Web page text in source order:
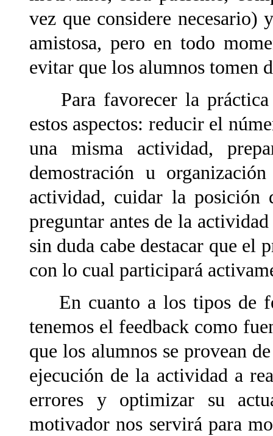
vez que considere necesario)
amistosa, pero en todo
evitar que los alumnos tomen
Para favorecer la práctica
estos aspectos: reducir el
una misma actividad,
demostración u
actividad, cuidar la posición
preguntar antes de la
sin duda cabe destacar que el
con lo cual participará
En cuanto a los tipos de
tenemos el feedback como
que los alumnos se provean
ejecución de la actividad a
errores y optimizar su
motivador nos servirá para